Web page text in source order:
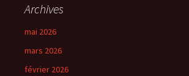
Archives
mai 2026
mars 2026
février 2026